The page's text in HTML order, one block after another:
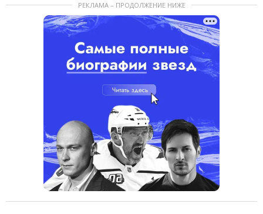
РЕКЛАМА – ПРОДОЛЖЕНИЕ НИЖЕ